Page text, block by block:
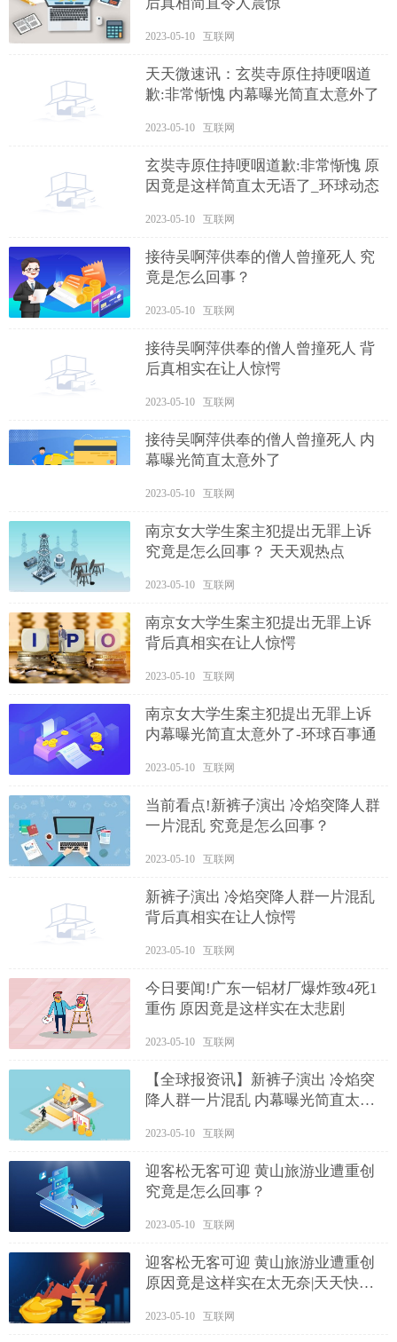
2023-05-10 互联网
天天微速讯：玄奘寺原住持哽咽道
歉:非常惭愧 内幕曝光简直太意外了
2023-05-10 互联网
玄奘寺原住持哽咽道歉:非常惭愧 原
因竟是这样简直太无语了_环球动态
2023-05-10 互联网
接待吴啊萍供奉的僧人曾撞死人 究
竟是怎么回事？
2023-05-10 互联网
接待吴啊萍供奉的僧人曾撞死人 背
后真相实在让人惊愕
2023-05-10 互联网
接待吴啊萍供奉的僧人曾撞死人 内
幕曝光简直太意外了
2023-05-10 互联网
南京女大学生案主犯提出无罪上诉
究竟是怎么回事？ 天天观热点
2023-05-10 互联网
南京女大学生案主犯提出无罪上诉
背后真相实在让人惊愕
2023-05-10 互联网
南京女大学生案主犯提出无罪上诉
内幕曝光简直太意外了-环球百事通
2023-05-10 互联网
当前看点!新裤子演出 冷焰突降人群
一片混乱 究竟是怎么回事？
2023-05-10 互联网
新裤子演出 冷焰突降人群一片混乱
背后真相实在让人惊愕
2023-05-10 互联网
今日要闻!广东一铝材厂爆炸致4死1
重伤 原因竟是这样实在太悲剧
2023-05-10 互联网
【全球报资讯】新裤子演出 冷焰突
降人群一片混乱 内幕曝光简直太意
2023-05-10 互联网
迎客松无客可迎 黄山旅游业遭重创
究竟是怎么回事？
2023-05-10 互联网
迎客松无客可迎 黄山旅游业遭重创
原因竟是这样实在太无奈|天天快消
2023-05-10 互联网